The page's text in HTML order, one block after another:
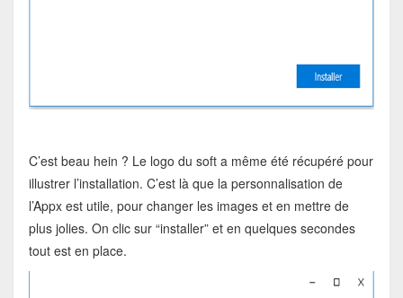
C’est beau hein ? Le logo du soft a même été récupéré pour
illustrer l’installation. C’est là que la personnalisation de
l’Appx est utile, pour changer les images et en mettre de
plus jolies. On clic sur “installer” et en quelques secondes
tout est en place.